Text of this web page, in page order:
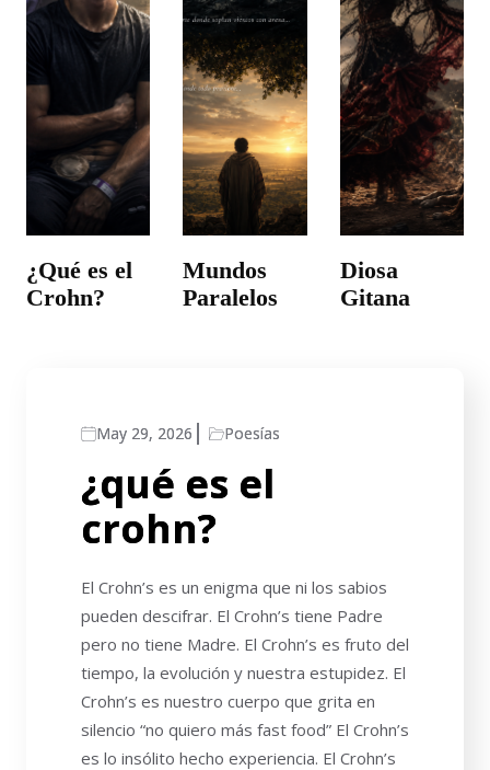
¿Qué es el
Crohn?
Mundos
Paralelos
Diosa
Gitana
May 29, 2026 Poesías
¿qué es el
crohn?
El Crohn’s es un enigma que ni los sabios
pueden descifrar. El Crohn’s tiene Padre
pero no tiene Madre. El Crohn’s es fruto del
tiempo, la evolución y nuestra estupidez. El
Crohn’s es nuestro cuerpo que grita en
silencio “no quiero más fast food” El Crohn’s
es lo insólito hecho experiencia. El Crohn’s